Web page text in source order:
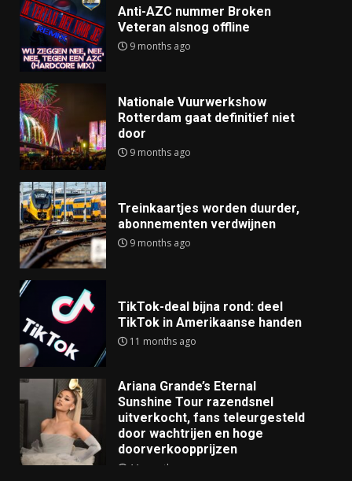
Anti-AZC nummer Broken
Veteran alsnog offline
9 months ago
Nationale Vuurwerkshow
Rotterdam gaat definitief niet
door
9 months ago
Treinkaartjes worden duurder,
abonnementen verdwijnen
9 months ago
TikTok-deal bijna rond: deel
TikTok in Amerikaanse handen
11 months ago
Ariana Grande’s Eternal
Sunshine Tour razendsnel
uitverkocht, fans teleurgesteld
door wachtrijen en hoge
doorverkoopprijzen
11 months ago